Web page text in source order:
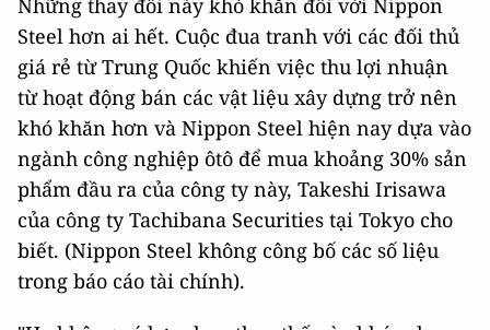
Những thay đổi này khó khăn đối với Nippon
Steel hơn ai hết. Cuộc đua tranh với các đối thủ
giá rẻ từ Trung Quốc khiến việc thu lợi nhuận
từ hoạt động bán các vật liệu xây dựng trở nên
khó khăn hơn và Nippon Steel hiện nay dựa vào
ngành công nghiệp ôtô để mua khoảng 30% sản
phẩm đầu ra của công ty này, Takeshi Irisawa
của công ty Tachibana Securities tại Tokyo cho
biết. (Nippon Steel không công bố các số liệu
trong báo cáo tài chính).